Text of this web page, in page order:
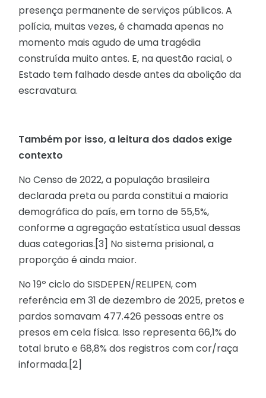
presença permanente de serviços públicos. A
polícia, muitas vezes, é chamada apenas no
momento mais agudo de uma tragédia
construída muito antes. E, na questão racial, o
Estado tem falhado desde antes da abolição da
escravatura.
Também por isso, a leitura dos dados exige
contexto
No Censo de 2022, a população brasileira
declarada preta ou parda constitui a maioria
demográfica do país, em torno de 55,5%,
conforme a agregação estatística usual dessas
duas categorias.[3] No sistema prisional, a
proporção é ainda maior.
No 19º ciclo do SISDEPEN/RELIPEN, com
referência em 31 de dezembro de 2025, pretos e
pardos somavam 477.426 pessoas entre os
presos em cela física. Isso representa 66,1% do
total bruto e 68,8% dos registros com cor/raça
informada.[2]